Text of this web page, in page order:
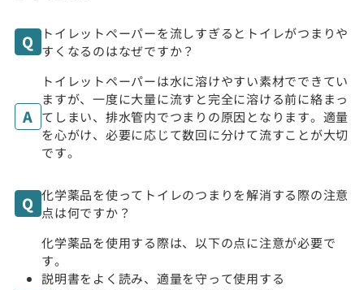
トイレットペーパーを流しすぎるとトイレがつまりや
すくなるのはなぜですか？
トイレットペーパーは水に溶けやすい素材でできてい
ますが、一度に大量に流すと完全に溶ける前に絡まっ
てしまい、排水管内でつまりの原因となります。適量
を心がけ、必要に応じて数回に分けて流すことが大切
です。
化学薬品を使ってトイレのつまりを解消する際の注意
点は何ですか？
化学薬品を使用する際は、以下の点に注意が必要で
す。
説明書をよく読み、適量を守って使用する